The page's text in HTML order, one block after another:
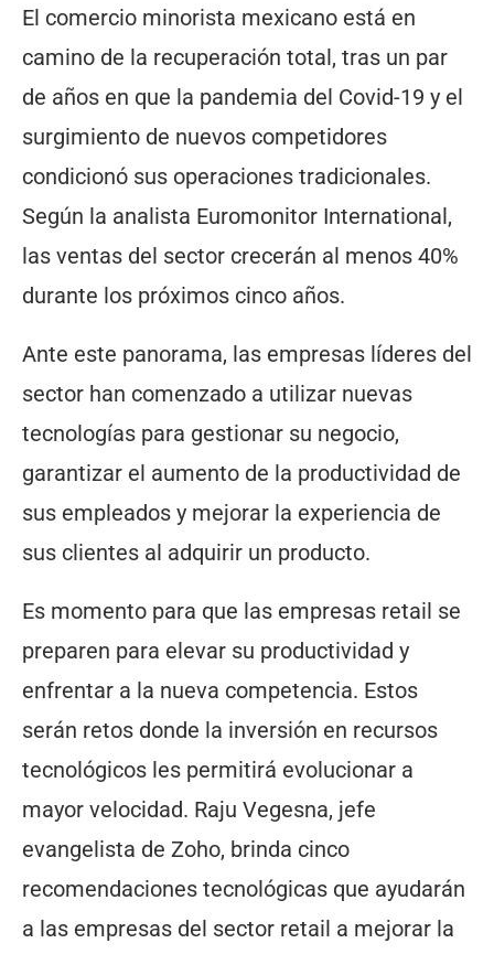
El comercio minorista mexicano está en
camino de la recuperación total, tras un par
de años en que la pandemia del Covid-19 y el
surgimiento de nuevos competidores
condicionó sus operaciones tradicionales.
Según la analista Euromonitor International,
las ventas del sector crecerán al menos 40%
durante los próximos cinco años.
Ante este panorama, las empresas líderes del
sector han comenzado a utilizar nuevas
tecnologías para gestionar su negocio,
garantizar el aumento de la productividad de
sus empleados y mejorar la experiencia de
sus clientes al adquirir un producto.
Es momento para que las empresas retail se
preparen para elevar su productividad y
enfrentar a la nueva competencia. Estos
serán retos donde la inversión en recursos
tecnológicos les permitirá evolucionar a
mayor velocidad. Raju Vegesna, jefe
evangelista de Zoho, brinda cinco
recomendaciones tecnológicas que ayudarán
a las empresas del sector retail a mejorar la